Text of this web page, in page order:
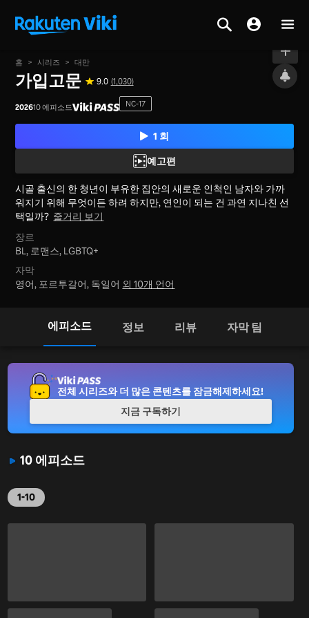
온에어
홈 > 시리즈 > 대만
가입고문 9.0 (1,030)
202610 에피소드 NC-17
1 회
예고편
시골 출신의 한 청년이 부유한 집안의 새로운 인척인 남자와 가까
워지기 위해 무엇이든 하려 하지만, 연인이 되는 건 과연 지나친 선
택일까? 줄거리 보기
장르
BL, 로맨스, LGBTQ+
자막
영어, 포르투갈어, 독일어 외 10개 언어
에피소드 정보 리뷰 자막 팀
10 에피소드
1-10
전체 시리즈와 더 많은 콘텐츠를 잠금해제하세요!
지금 구독하기